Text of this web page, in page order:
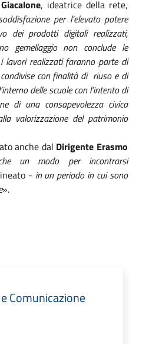
, ideatrice della rete,
per l’elevato potere
dei prodotti digitali realizzati,
gemellaggio non conclude le
lavori realizzati faranno parte di
con finalità di riuso e di
delle scuole con l’intento di
di una consapevolezza civica
valorizzazione del patrimonio
anche dal Dirigente Erasmo
un modo per incontrarsi
- in un periodo in cui sono
».
Comunicazione